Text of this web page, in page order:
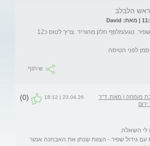
הלבלב
לפני הטיסה
שיתוף
מומחה | מאת: ד"ר
ירום
23.04.26 | 18:12
(0)
עם גידול שפיר - הצוות שנתן את האבחנה אמור